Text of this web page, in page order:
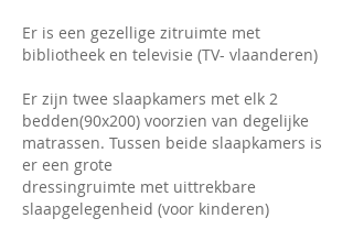
Er is een gezellige zitruimte met
bibliotheek en televisie (TV- vlaanderen)
Er zijn twee slaapkamers met elk 2
bedden(90x200) voorzien van degelijke
matrassen. Tussen beide slaapkamers is
er een grote
dressingruimte met uittrekbare
slaapgelegenheid (voor kinderen)